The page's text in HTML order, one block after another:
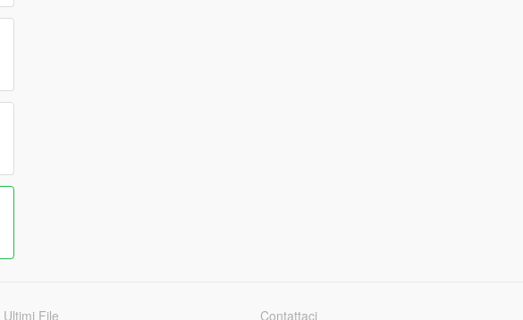
Ultimi File
Contattaci